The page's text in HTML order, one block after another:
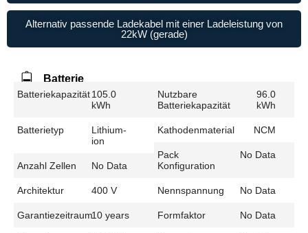
Alternativ passende Ladekabel mit einer Ladeleistung von
22kW (gerade)
Batterie
Batteriekapazität105.0
kWh
Batterietyp
Lithium-
ion
Anzahl Zellen No Data
Architektur 400 V
Garantiezeitraum10 years
Nutzbare
Batteriekapazität
96.0
kWh
Kathodenmaterial NCM
Pack
Konfiguration
No Data
Nennspannung No Data
Formfaktor No Data